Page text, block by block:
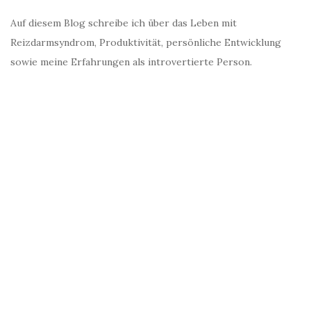
Auf diesem Blog schreibe ich über das Leben mit
Reizdarmsyndrom, Produktivität, persönliche Entwicklung
sowie meine Erfahrungen als introvertierte Person.